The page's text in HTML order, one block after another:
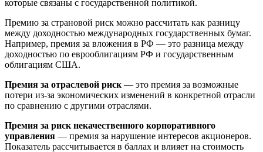
которые связаны с государственной политикой.
Премию за страновой риск можно рассчитать как разницу
между доходностью международных государственных бумаг.
Например, премия за вложения в РФ — это разница между
доходностью по еврооблигациям РФ и государственным
облигациям США.
Премия за отраслевой риск — это премия за возможные
потери из-за экономических изменений в конкретной отрасли
по сравнению с другими отраслями.
Премия за риск некачественного корпоративного
управления — премия за нарушение интересов акционеров.
Показатель рассчитывается в баллах и влияет на стоимость